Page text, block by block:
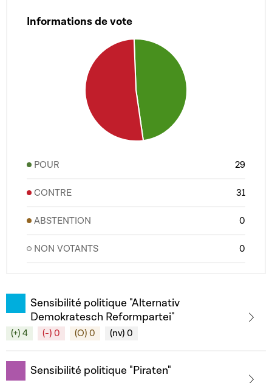
Informations de vote
POUR 29
CONTRE 31
ABSTENTION 0
NON VOTANTS 0
Sensibilité politique "Alternativ
Demokratesch Reformpartei"
(+) 4 (-) 0 (O) 0 (nv) 0
Sensibilité politique "Piraten"